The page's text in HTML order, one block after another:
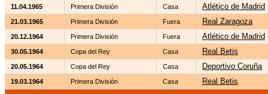
11.04.1965 Primera División Casa Atlético de Madrid
21.03.1965 Primera División Fuera Real Zaragoza
20.12.1964 Primera División Fuera Atlético de Madrid
30.05.1964 Copa del Rey Casa Real Betis
20.05.1964 Copa del Rey Casa Deportivo Coruña
19.03.1964 Primera División Casa Real Betis